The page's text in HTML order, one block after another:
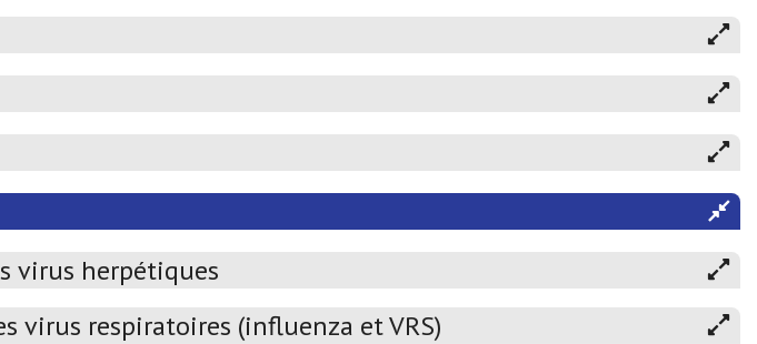
virus herpétiques
virus respiratoires (influenza et VRS)